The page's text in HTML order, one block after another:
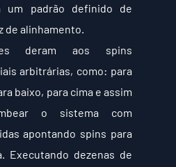
um padrão definido de
de alinhamento.
deram aos spins
arbitrárias, como: para
baixo, para cima e assim
o sistema com
apontando spins para
Executando dezenas de